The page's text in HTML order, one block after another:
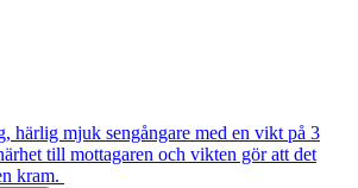
härlig mjuk sengångare med en vikt på 3
till mottagaren och vikten gör att det
kram.